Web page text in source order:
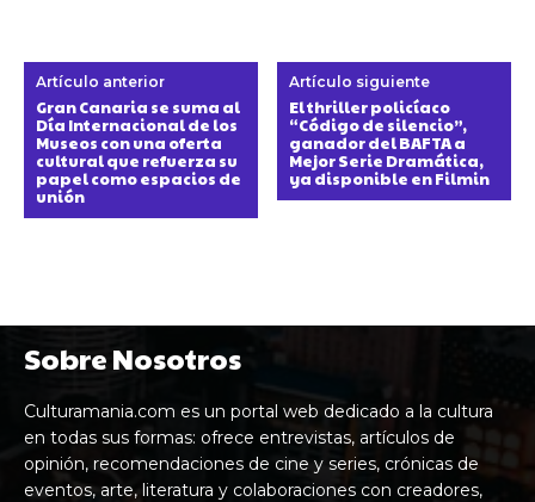
Artículo anterior
Gran Canaria se suma al
Día Internacional de los
Museos con una oferta
cultural que refuerza su
papel como espacios de
unión
Artículo siguiente
El thriller policíaco
“Código de silencio”,
ganador del BAFTA a
Mejor Serie Dramática,
ya disponible en Filmin
Sobre Nosotros
Culturamania.com es un portal web dedicado a la cultura
en todas sus formas: ofrece entrevistas, artículos de
opinión, recomendaciones de cine y series, crónicas de
eventos, arte, literatura y colaboraciones con creadores,